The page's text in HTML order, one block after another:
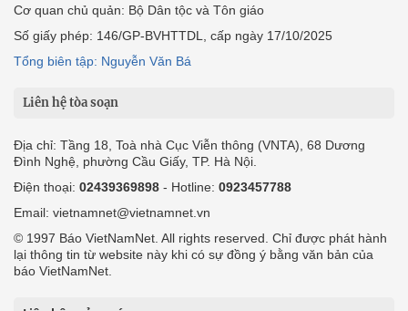
Cơ quan chủ quản: Bộ Dân tộc và Tôn giáo
Số giấy phép: 146/GP-BVHTTDL, cấp ngày 17/10/2025
Tổng biên tập: Nguyễn Văn Bá
Liên hệ tòa soạn
Địa chỉ: Tầng 18, Toà nhà Cục Viễn thông (VNTA), 68 Dương
Đình Nghệ, phường Cầu Giấy, TP. Hà Nội.
Điện thoại: 02439369898 - Hotline: 0923457788
Email: vietnamnet@vietnamnet.vn
© 1997 Báo VietNamNet. All rights reserved. Chỉ được phát hành
lại thông tin từ website này khi có sự đồng ý bằng văn bản của
báo VietNamNet.